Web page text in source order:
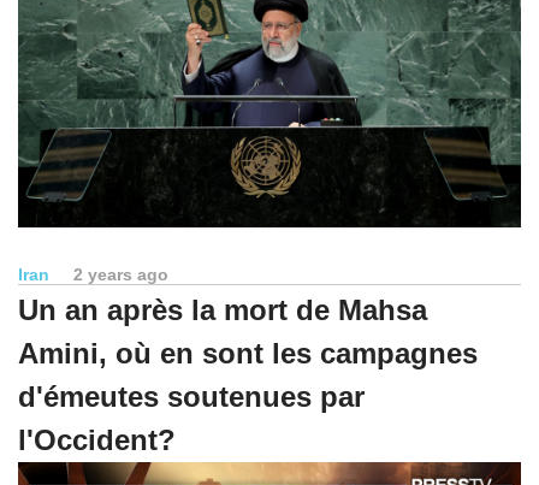
Iran 2 years ago
Un an après la mort de Mahsa
Amini, où en sont les campagnes
d'émeutes soutenues par
l'Occident?